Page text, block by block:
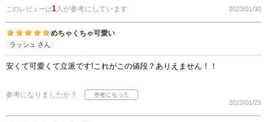
このレビューは1人が参考にしています 2023/01/30
めちゃくちゃ可愛い
ラッシュ さん
安くて可愛くて立派です!これがこの値段？ありえません！！
参考になりましたか？
2023/01/25